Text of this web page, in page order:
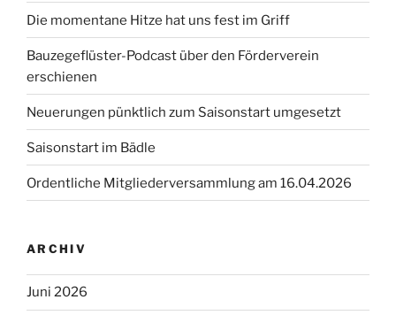
Die momentane Hitze hat uns fest im Griff
Bauzegeflüster-Podcast über den Förderverein
erschienen
Neuerungen pünktlich zum Saisonstart umgesetzt
Saisonstart im Bädle
Ordentliche Mitgliederversammlung am 16.04.2026
ARCHIV
Juni 2026